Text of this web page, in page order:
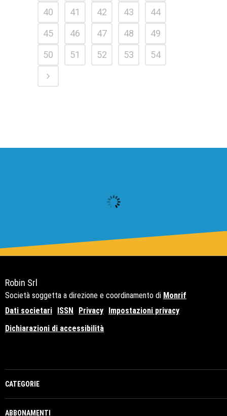
40
41 42 43
44
45
46 47 48
49
50
51 52 53 54
Robin Srl
Società soggetta a direzione e coordinamento di Monrif
Dati societari
ISSN Privacy
Impostazioni privacy
Dichiarazioni di accessibilità
CATEGORIE
ABBONAMENTI